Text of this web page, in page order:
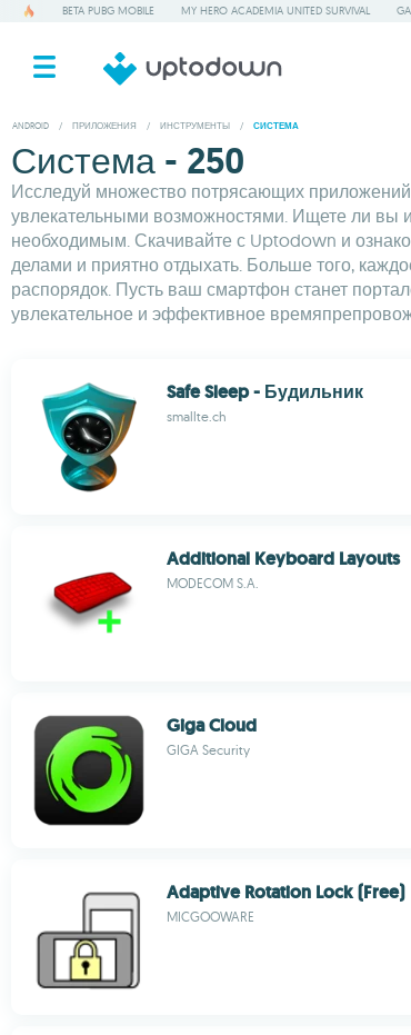
BETA PUBG MOBILE MY HERO ACADEMIA UNITED SURVIVAL
ANDROID / ПРИЛОЖЕНИЯ / ИНСТРУМЕНТЫ / СИСТЕМА
Система - 250
Исследуй множество потрясающих
увлекательными возможностями. Ищете ли вы
необходимым. Скачивайте с Uptodown и
делами и приятно отдыхать. Больше того,
распорядок. Пусть ваш смартфон станет
увлекательное и эффективное
Safe Sleep - Будильник
smallte.ch
Additional Keyboard Layouts
MODECOM S.A.
Giga Cloud
GIGA Security
Adaptive Rotation Lock (Free)
MICGOOWARE